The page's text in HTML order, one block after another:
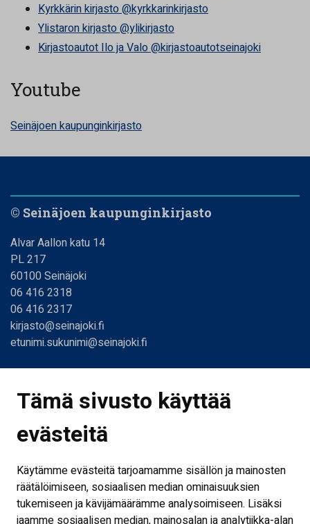
Tämä sivusto käyttää
evästeitä
Käytämme evästeitä tarjoamamme sisällön ja mainosten
räätälöimiseen, sosiaalisen median ominaisuuksien
tukemiseen ja kävijämäärämme analysoimiseen. Lisäksi
jaamme sosiaalisen median, mainosalan ja analytiikka-alan
Kyrkkärin kirjasto @kyrkkarinkirjasto
Ylistaron kirjasto @ylikirjasto
Kirjastoautot Ilo ja Valo @kirjastoautotseinajoki
Youtube
Seinäjoen kaupunginkirjasto
© Seinäjoen kaupunginkirjasto
Alvar Aallon katu 14
PL 217
60100 Seinäjoki
06 416 2318
06 416 2317
kirjasto@seinajoki.fi
etunimi.sukunimi@seinajoki.fi
Kirjastot ja aukioloajat
Ota yhteyttä
Verkkokirjasto
Kaikki kirjaston some-kanavat